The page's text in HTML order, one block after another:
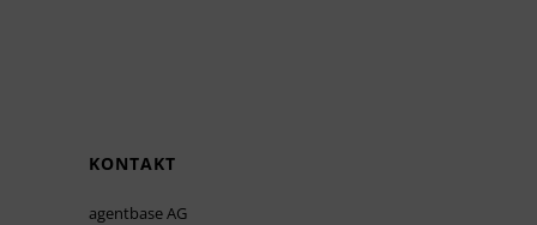
KONTAKT
agentbase AG